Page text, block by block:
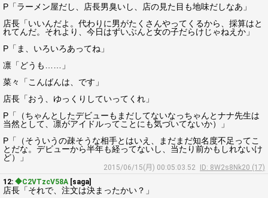
P「ラーメン屋だし、店長男臭いし、店の見た目も地味だしなあ」
店長「いいんだよ。代わりに男がたくさんやってくるから、採算はと
れてんだ。それより、今日はずいぶんと女の子だらけじゃねえか」
P「ま、いろいろあってね」
凛「どうも……」
菜々「こんばんは、です」
店長「おう、ゆっくりしていってくれ」
P「（ちゃんとしたデビューもまだしてないなっちゃんとナナ先生は
当然として、凛がアイドルってことにも気づいてないか）」
P「（そういうの疎そうな相手とはいえ、まだまだ知名度不足ってこ
とだな。デビューから半年も経ってないし、当たり前かもしれないけ
ど）」
2015/06/15(月) 00:05:03.52
ID: 8W2s8Nk20 (17)
12: ◆C2VTzcV58A [saga]
店長「それで、注文は決まったかい？」